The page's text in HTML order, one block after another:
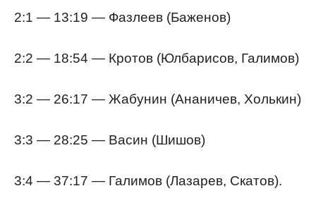
2:1 — 13:19 — Фазлеев (Баженов)
2:2 — 18:54 — Кротов (Юлбарисов, Галимов)
3:2 — 26:17 — Жабунин (Ананичев, Холькин)
3:3 — 28:25 — Васин (Шишов)
3:4 — 37:17 — Галимов (Лазарев, Скатов).